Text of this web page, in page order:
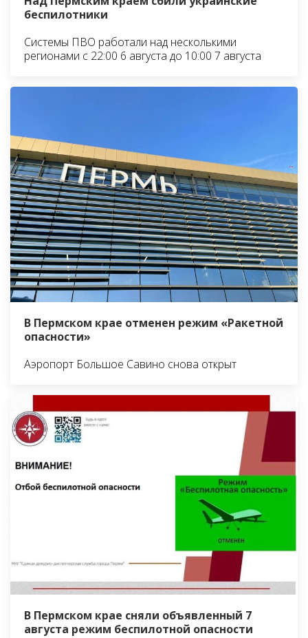
беспилотники
Системы ПВО работали над несколькими
регионами с 22:00 6 августа до 10:00 7 августа
В Пермском крае отменен режим «Ракетной
опасности»
Аэропорт Большое Савино снова открыт
В Пермском крае сняли объявленный 7
августа режим беспилотной опасности